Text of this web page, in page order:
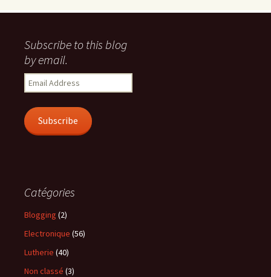
Subscribe to this blog
by email.
Email
Address
Subscribe
Catégories
Blogging (2)
Electronique (56)
Lutherie (40)
Non classé (3)